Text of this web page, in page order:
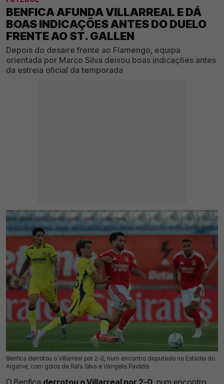
BENFICA AFUNDA VILLARREAL E DÁ
BOAS INDICAÇÕES ANTES DO DUELO
FRENTE AO ST. GALLEN
Depois do desaire frente ao Flamengo, equipa
orientada por Marco Silva deixou boas indicações antes
da estreia oficial da temporada
Benfica derrotou o Villarreal por 2-0, num encontro disputado no Estádio do
Algarve, com golos de Rafa Silva e Vangelis Pavlidis
17 Jul 2026 | 21:46 | 0
O Benfica derrotou o Villarreal por 2-0 , num encontro